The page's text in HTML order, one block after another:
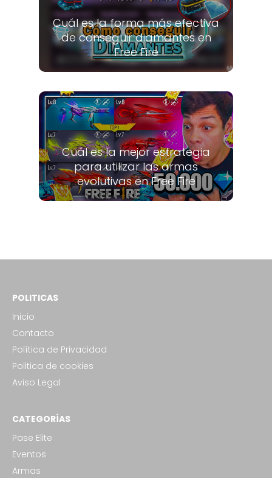
Cuál es la forma más efectiva
de conseguir diamantes en
Free Fire
Cuál es la mejor estrategia
para utilizar las armas
evolutivas en Free Fire
POLITICAS
Inicio
Contacto
Política de Privacidad
Politica de cookies
Aviso Legal
CATEGORÍAS
Pase Elite
Eventos
Armas